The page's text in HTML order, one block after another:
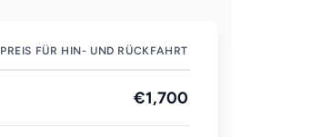
PREIS FÜR HIN- UND RÜCKFAHRT
€1,700